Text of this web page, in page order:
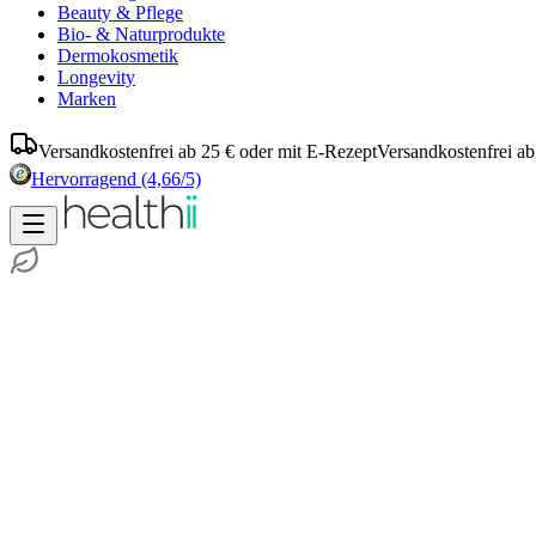
Beauty & Pflege
Bio- & Naturprodukte
Dermokosmetik
Longevity
Marken
Versandkostenfrei ab 25 € oder mit E-RezeptVersandkostenfrei
Hervorragend (4,66/5)